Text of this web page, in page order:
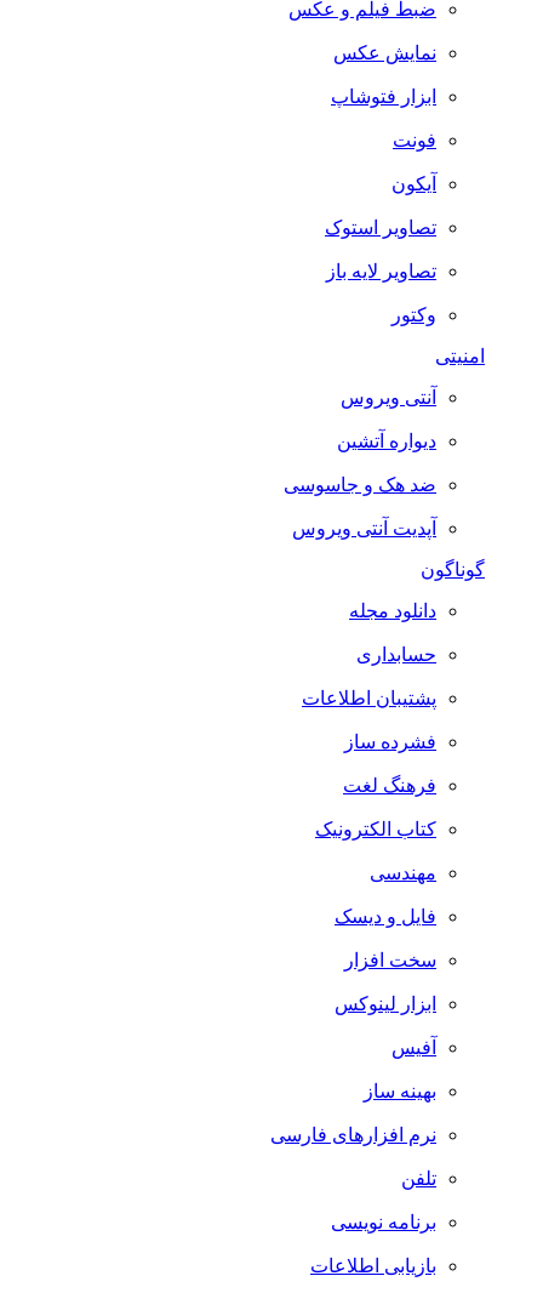
ضبط فيلم و عكس
نمایش عکس
ابزار فتوشاپ
فونت
آیکون
تصاویر استوک
تصاویر لایه باز
وکتور
امنیتی
آنتی ویروس
دیواره آتشین
ضد هک و جاسوسی
آپدیت آنتی ویروس
گوناگون
دانلود مجله
حسابداری
پشتیبان اطلاعات
فشرده ساز
فرهنگ لغت
کتاب الکترونیک
مهندسی
فایل و دیسک
سخت افزار
ابزار لینوکس
آفیس
بهینه ساز
نرم افزارهای فارسی
تلفن
برنامه نویسی
بازیابی اطلاعات